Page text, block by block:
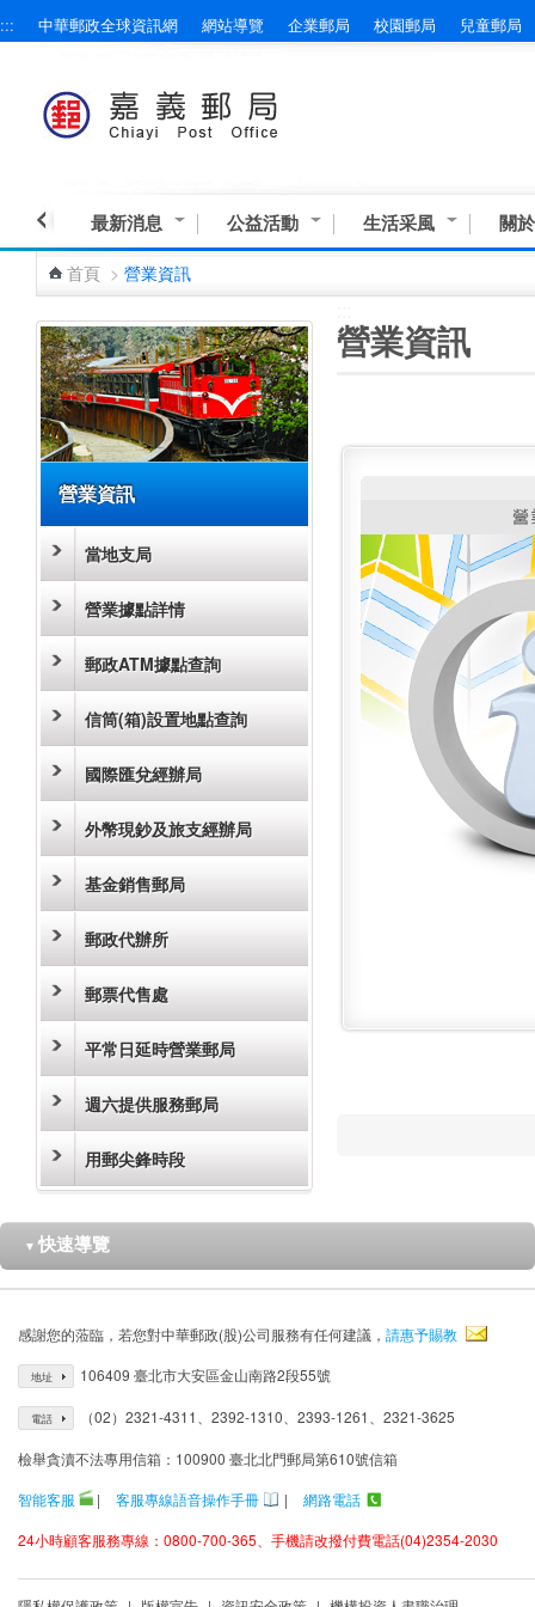
跳到主要內容區塊
::: 中華郵政全球資訊網 網站導覽 企業郵局 校園郵局 兒童郵局
最新消息 公益活動 生活采風 關
首頁 > 營業資訊
營業資訊
當地支局
營業據點詳情
郵政ATM據點查詢
信筒(箱)設置地點查詢
國際匯兌經辦局
外幣現鈔及旅支經辦局
基金銷售郵局
郵政代辦所
郵票代售處
平常日延時營業郵局
週六提供服務郵局
用郵尖鋒時段
營業資訊
▼ 快速導覽
感謝您的蒞臨，若您對中華郵政(股)公司服務有任何建議， 請惠予賜教
地址 106409 臺北市大安區金山南路2段55號
電話 （02）2321-4311、2392-1310、2393-1261、2321-3625
檢舉貪瀆不法專用信箱：100900 臺北北門郵局第610號信箱
智能客服
| 客服專線語音操作手冊 |
網路電話
24小時顧客服務專線：0800-700-365、手機請改撥付費電話(04)2354-2030